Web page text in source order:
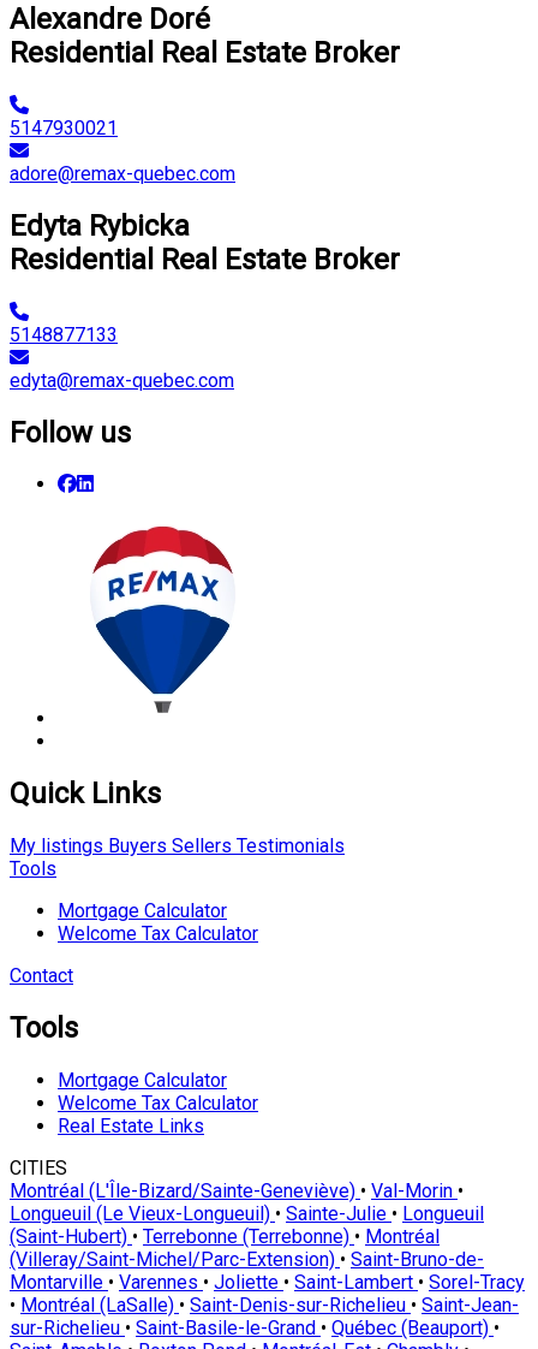
Alexandre Doré
Residential Real Estate Broker
5147930021
adore@remax-quebec.com
Edyta Rybicka
Residential Real Estate Broker
5148877133
edyta@remax-quebec.com
Follow us
Quick Links
My listings Buyers Sellers Testimonials
Tools
Mortgage Calculator
Welcome Tax Calculator
Contact
Tools
Mortgage Calculator
Welcome Tax Calculator
Real Estate Links
CITIES
Montréal (L'Île-Bizard/Sainte-Geneviève) • Val-Morin •
Longueuil (Le Vieux-Longueuil) • Sainte-Julie • Longueuil
(Saint-Hubert) • Terrebonne (Terrebonne) • Montréal
(Villeray/Saint-Michel/Parc-Extension) • Saint-Bruno-de-
Montarville • Varennes • Joliette • Saint-Lambert • Sorel-Tracy
• Montréal (LaSalle) • Saint-Denis-sur-Richelieu • Saint-Jean-
sur-Richelieu • Saint-Basile-le-Grand • Québec (Beauport) •